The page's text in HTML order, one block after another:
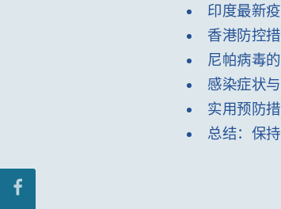
印度最新
香港防控
尼帕病毒
感染症状
实用预防
总结：保